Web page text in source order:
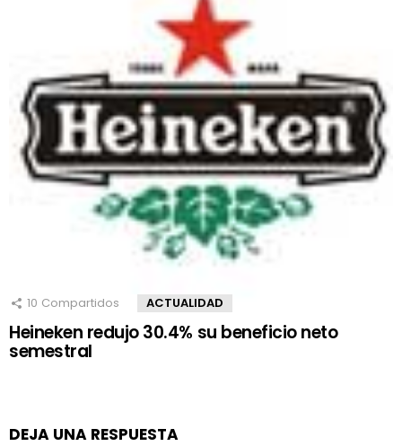
10 Compartidos ACTUALIDAD
Heineken redujo 30.4% su beneficio neto
semestral
DEJA UNA RESPUESTA